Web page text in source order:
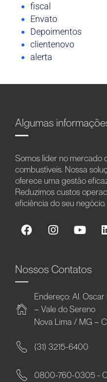
fiscal
Envato
Depoimentos
clientenovo
alerta
Algumas
Somos líder no mercado
combustíveis. Nossa
oferece uma gestão
Reduzimos custos
eficiência do seu negócio.
Nossos Contatos
Endereço: Al.
– Vale do Sereno
Nova Lima / MG –
(31) 3215-6400
0800-760-0305 -